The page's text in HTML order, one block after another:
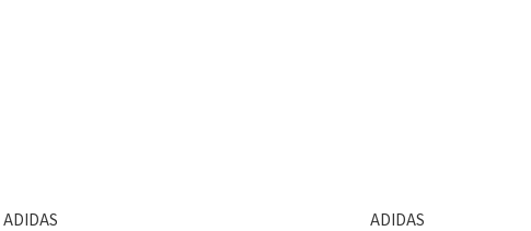
ADIDAS ADIDAS